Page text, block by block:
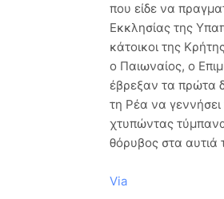
που είδε να
Εκκλησίας της
κάτοικοι της
ο Παιωναίος, ο
έβρεξαν τα πρώτα
τη Ρέα να
χτυπώντας
θόρυβος στα αυτιά
Via